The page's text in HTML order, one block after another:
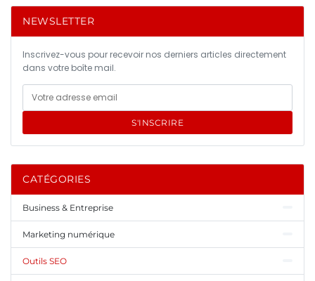
NEWSLETTER
Inscrivez-vous pour recevoir nos derniers articles directement
dans votre boîte mail.
S'INSCRIRE
CATÉGORIES
Business & Entreprise
Marketing numérique
Outils SEO